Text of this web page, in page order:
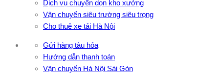
Dịch vụ chuyển dọn kho xưởng
Vận chuyển siêu trường siêu trọng
Cho thuê xe tải Hà Nội
Gửi hàng tàu hỏa
Hướng dẫn thanh toán
Vận chuyển Hà Nội Sài Gòn